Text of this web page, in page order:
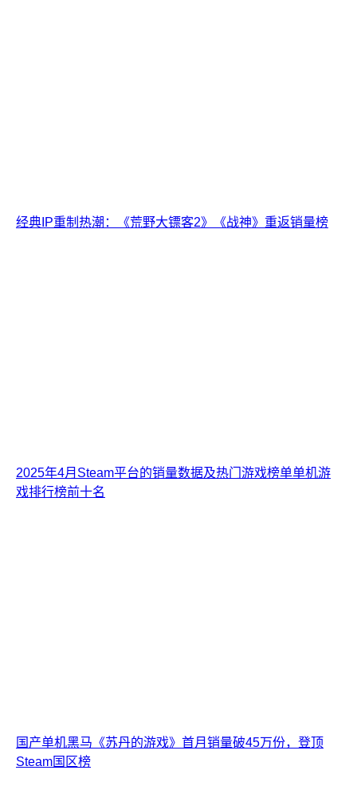
经典IP重制热潮：《荒野大镖客2》《战神》重返销量榜
2025年4月Steam平台的销量数据及热门游戏榜单单机游
戏排行榜前十名
国产单机黑马《苏丹的游戏》首月销量破45万份，登顶
Steam国区榜